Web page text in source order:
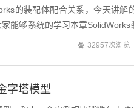
的装配体配合关系，今天讲解
能够系统的学习本章SolidWorks
32957次浏览
字塔模型